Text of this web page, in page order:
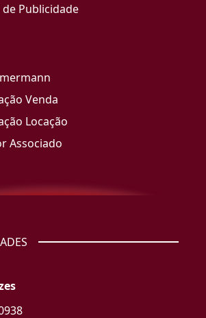
Publicidade
Venda
Locação
Associado